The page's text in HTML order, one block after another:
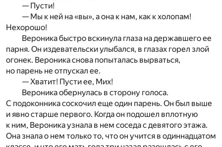
— Пусти!
— Мы к ней на «вы», а она к нам, как к холопам!
Нехорошо!
Вероника быстро вскинула глаза на державшего ее
парня. Он издевательски улыбался, в глазах горел злой
огонек. Вероника снова попыталась вырваться,
но парень не отпускал ее.
— Хватит! Пусти ее, Мих!
Вероника обернулась в сторону голоса.
С подоконника соскочил еще один парень. Он был выше
и явно старше первого. Когда он подошел вплотную
к ним, Вероника узнала в нем соседа с девятого этажа.
Она знала о нем только то, что он учится в одиннадцатом